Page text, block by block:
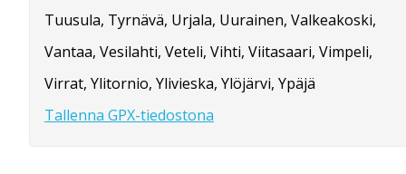
Tuusula, Tyrnävä, Urjala, Uurainen, Valkeakoski,
Vantaa, Vesilahti, Veteli, Vihti, Viitasaari, Vimpeli,
Virrat, Ylitornio, Ylivieska, Ylöjärvi, Ypäjä
Tallenna GPX-tiedostona